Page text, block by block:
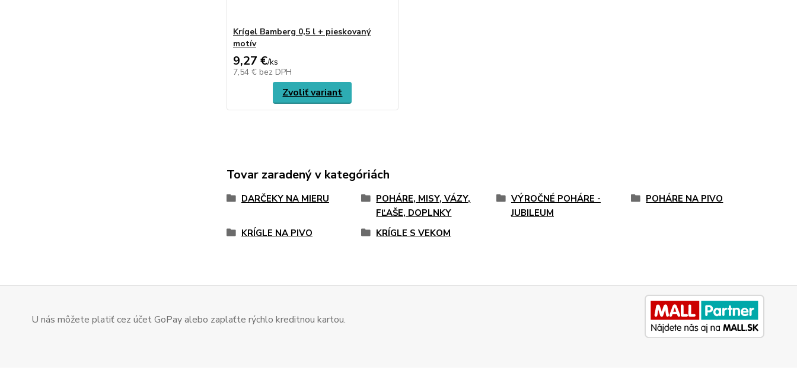
Krígel Bamberg 0,5 l + pieskovaný
motív
9,27 €/ks
7,54 € bez DPH
Zvoliť variant
Tovar zaradený v kategóriách
DARČEKY NA MIERU
POHÁRE, MISY, VÁZY,
FĽAŠE, DOPLNKY
VÝROČNÉ POHÁRE -
JUBILEUM
POHÁRE NA PIVO
KRÍGLE NA PIVO KRÍGLE S VEKOM
U nás môžete platiť cez účet GoPay alebo zaplaťte rýchlo kreditnou kartou.